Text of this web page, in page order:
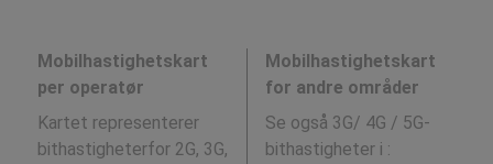
Mobilhastighetskart
per operatør
Kartet representerer
bithastigheterfor 2G, 3G,
Mobilhastighetskart
for andre områder
Se også 3G/ 4G / 5G-
bithastigheter i :